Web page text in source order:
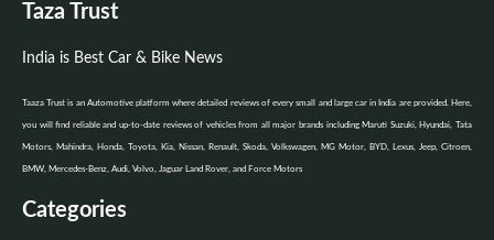
Taza Trust
India is Best Car & Bike News
Taaza Trust is an Automotive platform where detailed reviews of every small and large car in India are provided. Here,
you will find reliable and up-to-date reviews of vehicles from all major brands including Maruti Suzuki, Hyundai, Tata
Motors, Mahindra, Honda, Toyota, Kia, Nissan, Renault, Skoda, Volkswagen, MG Motor, BYD, Lexus, Jeep, Citroen,
BMW, Mercedes-Benz, Audi, Volvo, Jaguar Land Rover, and Force Motors
Categories